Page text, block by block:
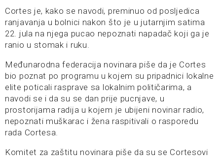
Cortes je, kako se navodi, preminuo od posljedica
ranjavanja u bolnici nakon što je u jutarnjim satima
22. jula na njega pucao nepoznati napadač koji ga je
ranio u stomak i ruku.
Međunarodna federacija novinara piše da je Cortes
bio poznat po programu u kojem su pripadnici lokalne
elite poticali rasprave sa lokalnim političarima, a
navodi se i da su se dan prije pucnjave, u
prostorijama radija u kojem je ubijeni novinar radio,
nepoznati muškarac i žena raspitivali o rasporedu
rada Cortesa.
Komitet za zaštitu novinara piše da su se Cortesovi